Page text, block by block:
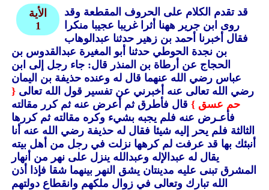
الأية
1
قد تقدم الكلام على الحروف المقطعة وقد
روى ابن جرير ههنا أثرا غريبا عجيبا منكرا
فقال أخبرنا أحمد بن زهير حدثنا عبدالوهاب
بن نجدة الحوطي حدثنا أبو المغيرة عبدالقدوس بن
الحجاج عن أرطاة بن المنذر قال: جاء رجل إلى ابن
عباس رضي الله عنهما قال له وعنده حذيفة بن اليمان
رضي الله تعالى عنه أخبرني عن تفسير قول الله تعالى {
حم عسق }قال فأطرق ثم أعرض عنه ثم كرر مقالته
فأعـرض عنه فلم يجبه بشيء وكره مقالته ثم كررها
الثالثة فلم يحر إليه شيئا فقال له حذيفة رضي الله عنه أنا
أنبئك بها قد عرفت لم كرهها نزلت في رجل من أهل بيته
يقال له عبدالإله وعبدالله ينزل على نهر من أنهار
المشرق تبنى عليه مدينتان يشق النهر بينهما شقا فإذا أذن
الله تبارك وتعالى في زوال ملكهم وانقطاع دولتهم